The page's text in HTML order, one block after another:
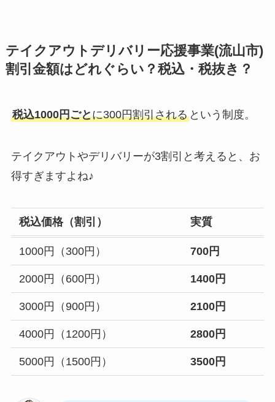
6
駅前店
7
ンジ
8
鳥一
オレ
ンジ
9
めしｃａｆｅ・セルクル
オレ
ンジ
10
ブラッスリーしんかわ
オレ
ンジ
11
日本料理 鰻割烹新川
テイクアウトデリバリー応援事業(流山市)
割引金額はどれぐらい？税込・税抜き？
税込1000円ごとに300円割引されるという制度。
テイクアウトやデリバリーが3割引と考えると、お
得すぎますよね♪
税込価格（割引） 実質
1000円（300円） 700円
2000円（600円） 1400円
3000円（900円） 2100円
4000円（1200円） 2800円
5000円（1500円） 3500円